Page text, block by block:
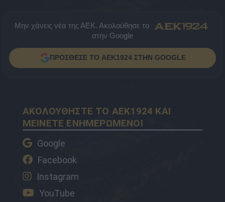
Μην χάνεις νέα της ΑΕΚ. Ακολούθησε το
στην Google
ΠΡΟΣΘΕΣΕ ΤΟ AEK1924 ΣΤΗΝ GOOGLE
ΑΚΟΛΟΥΘΗΣΤΕ ΤΟ AEK1924 ΚΑΙ
ΜΕΙΝΕΤΕ ΕΝΗΜΕΡΩΜΕΝΟΙ
Google
Facebook
Instagram
YouTube